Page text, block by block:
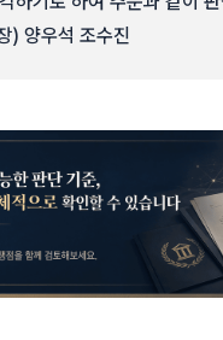
) 양우석 조수진